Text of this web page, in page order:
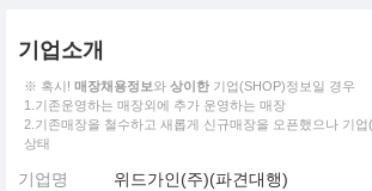
기업소개
※ 혹시! 매장채용정보와 상이한 기업(SHOP)정보일 경우
1.기존운영하는 매장외에 추가 운영하는 매장
2.기존매장을 철수하고 새롭게 신규매장을 오픈했으나 기업
상태
기업명 위드가인(주)(파견대행)